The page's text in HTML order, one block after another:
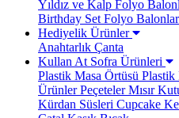
Yıldız ve Kalp Folyo
Birthday Set Folyo Balonlar
Hediyelik Ürünler
Anahtarlık Çanta
Kullan At Sofra Ürünleri
Plastik Masa Örtüsü Plastik
ÜrünlerPeçetelerMısır
Kürdan Süsleri Cupcake